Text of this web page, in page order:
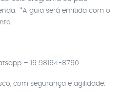
“A guia será emitida com o
– 19 98194-8790.
com segurança e agilidade.